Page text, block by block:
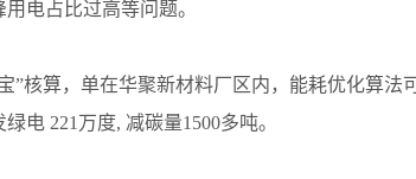
用电占比过高等问题。
”核算，单在华聚新材料厂区内，能耗优化算法
绿电 221万度, 减碳量1500多吨。